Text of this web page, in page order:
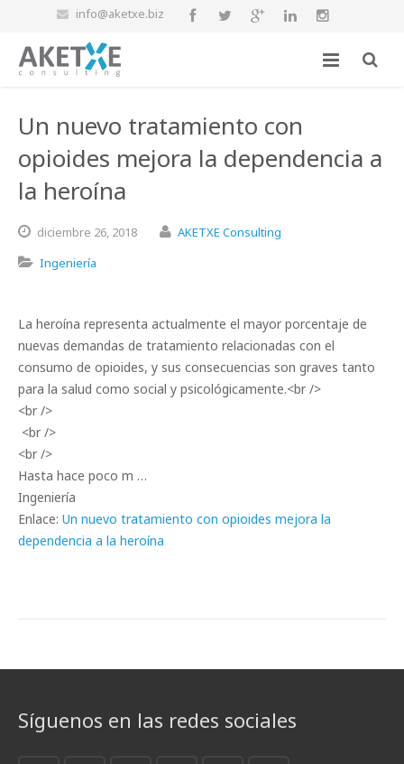
info@aketxe.biz
Un nuevo tratamiento con
opioides mejora la dependencia a
la heroína
diciembre 26, 2018
AKETXE Consulting
Ingeniería
La heroína representa actualmente el mayor porcentaje de
nuevas demandas de tratamiento relacionadas con el
consumo de opioides, y sus consecuencias son graves tanto
para la salud como social y psicológicamente.<br />
<br />
<br />
<br />
Hasta hace poco m …
Ingeniería
Enlace: Un nuevo tratamiento con opioides mejora la
dependencia a la heroína
Síguenos en las redes sociales